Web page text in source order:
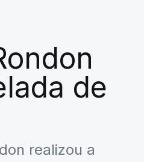
de
realizou a